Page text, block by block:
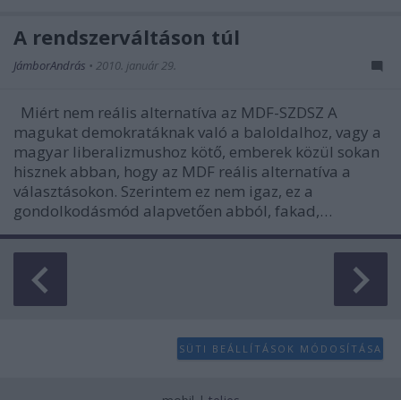
A rendszerváltáson túl
JámborAndrás • 2010. január 29.
Miért nem reális alternatíva az MDF-SZDSZ A
magukat demokratáknak való a baloldalhoz, vagy a
magyar liberalizmushoz kötő, emberek közül sokan
hisznek abban, hogy az MDF reális alternatíva a
választásokon. Szerintem ez nem igaz, ez a
gondolkodásmód alapvetően abból, fakad,…
SÜTI BEÁLLÍTÁSOK MÓDOSÍTÁSA